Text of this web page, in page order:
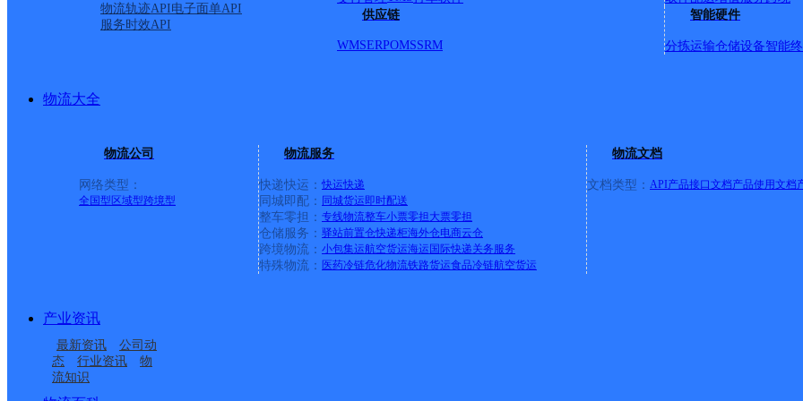
物流轨迹API电子面单API
服务时效API
供应链
WMSERPOMSSRM
智能硬件
分拣运输仓储设备智能
物流大全
物流公司
网络类型：
全国型 区域型跨境型
物流服务
快递快运： 快运快递
同城即配： 同城货运即时配送
整车零担： 专线物流整车小票零担大票零担
仓储服务： 驿站前置仓快递柜海外仓电商云仓
跨境物流： 小包集运航空货运海运 国际快递关务服务
特殊物流： 医药冷链危化物流铁路货运食品冷链航空货运
物流文档
文档类型： API产品接口文档产品使用文档
产业资讯
最新资讯
公司动
态
行业资讯
物
流知识
保亭三道农场速运营业点
陵水新村镇中山路速运营业点
顺丰速运
电话：
优质服务 安全稳定
专属客服 7*24小时支撑
国家高新技术企业 荣获《中国物流行业最具投资价值企业》